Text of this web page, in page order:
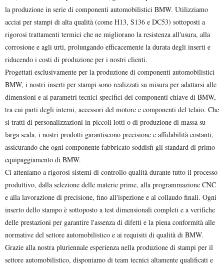
la produzione in serie di componenti automobilistici BMW. Utilizziamo
acciai per stampi di alta qualità (come H13, S136 e DC53) sottoposti a
rigorosi trattamenti termici che ne migliorano la resistenza all'usura, alla
corrosione e agli urti, prolungando efficacemente la durata degli inserti e
riducendo i costi di produzione per i nostri clienti.
Progettati esclusivamente per la produzione di componenti automobilistici
BMW, i nostri inserti per stampi sono realizzati su misura per adattarsi alle
dimensioni e ai parametri tecnici specifici dei componenti chiave di BMW,
tra cui parti degli interni, accessori del motore e componenti del telaio. Che
si tratti di personalizzazioni in piccoli lotti o di produzione di massa su
larga scala, i nostri prodotti garantiscono precisione e affidabilità costanti,
assicurando che ogni componente fabbricato soddisfi gli standard di primo
equipaggiamento di BMW.
Ci atteniamo a rigorosi sistemi di controllo qualità durante tutto il processo
produttivo, dalla selezione delle materie prime, alla programmazione CNC
e alla lavorazione di precisione, fino all'ispezione e al collaudo finali. Ogni
inserto dello stampo è sottoposto a test dimensionali completi e a verifiche
delle prestazioni per garantire l'assenza di difetti e la piena conformità alle
normative del settore automobilistico e ai requisiti di qualità di BMW.
Grazie alla nostra pluriennale esperienza nella produzione di stampi per il
settore automobilistico, disponiamo di team tecnici altamente qualificati e